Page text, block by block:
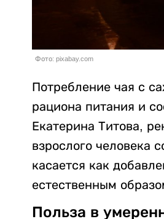
Фото: pixabay.com
Потребление чая с
рациона питания и
Екатерина Титова,
взрослого человека
касается как
естественным
Польза в